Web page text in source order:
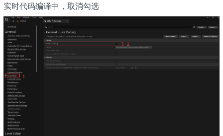
实时代码编译中，取消勾选